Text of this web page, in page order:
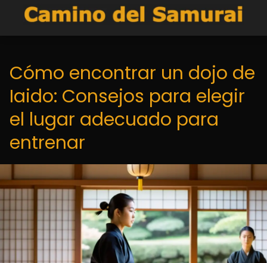
Cómo encontrar un dojo de
Iaido: Consejos para elegir
el lugar adecuado para
entrenar